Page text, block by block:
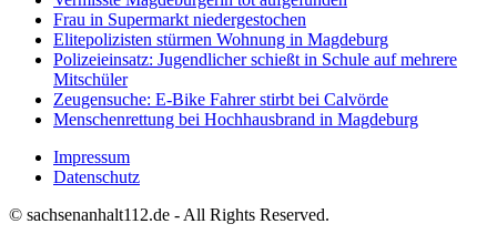
Frau in Supermarkt niedergestochen
Elitepolizisten stürmen Wohnung in Magdeburg
Polizeieinsatz: Jugendlicher schießt in Schule auf mehrere
Mitschüler
Zeugensuche: E-Bike Fahrer stirbt bei Calvörde
Menschenrettung bei Hochhausbrand in Magdeburg
Impressum
Datenschutz
© sachsenanhalt112.de - All Rights Reserved.